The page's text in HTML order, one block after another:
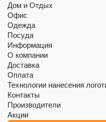
Дом и Отдых
Офис
Одежда
Посуда
Информация
О компании
Доставка
Оплата
Технологии нанесения
Контакты
Производители
Акции